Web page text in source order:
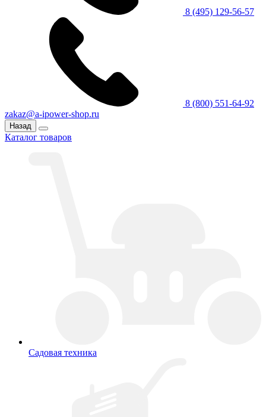
8 (495) 129-56-57
8 (800) 551-64-92
zakaz@a-ipower-shop.ru
Назад
Каталог товаров
Садовая техника